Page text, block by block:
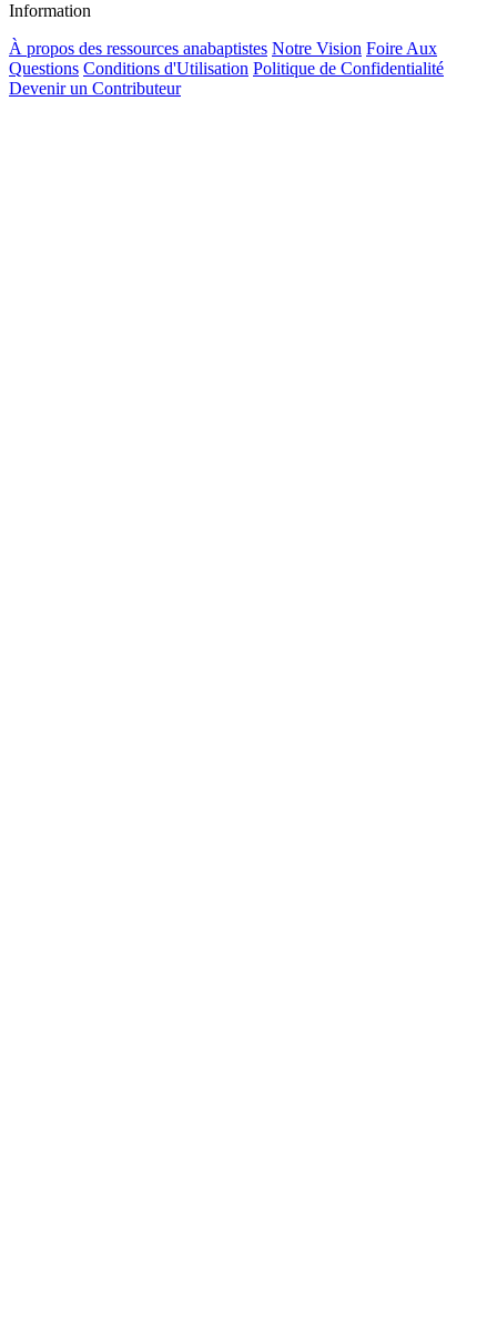
Information
À propos des ressources anabaptistes Notre Vision Foire Aux
Questions Conditions d'Utilisation Politique de Confidentialité
Devenir un Contributeur